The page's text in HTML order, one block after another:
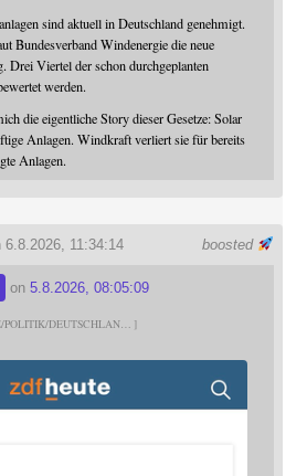
sind aktuell in Deutschland genehmigt.
Bundesverband Windenergie die neue
Drei Viertel der schon durchgeplanten
werden.
die eigentliche Story dieser Gesetze: Solar
Anlagen. Windkraft verliert sie für bereits
Anlagen.
boosted
11:34:14
on 5.8.2026, 08:05:09
POLITIK/DEUTSCHLAN